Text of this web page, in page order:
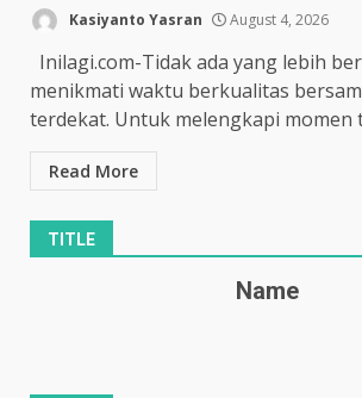
Kasiyanto Yasran August 4, 2026
Inilagi.com-Tidak ada yang lebih
menikmati waktu berkualitas
terdekat. Untuk melengkapi momen
Read More
TITLE
Name